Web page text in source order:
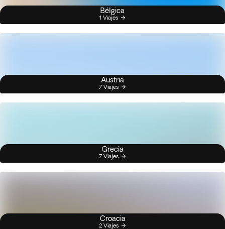
Bélgica
1 Viajes
Austria
7 Viajes
Grecia
7 Viajes
Croacia
2 Viajes